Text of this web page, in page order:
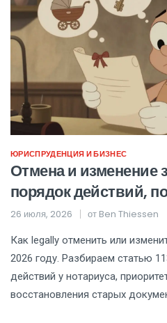
ЮРИСПРУДЕНЦИЯ И БИЗНЕС
Отмена и изменение
порядок действий,
судебная практика в
26 июля, 2026 от Ben Thiessen
Как legally отменить или
2026 году. Разбираем статью
действий у нотариуса,
восстановления старых